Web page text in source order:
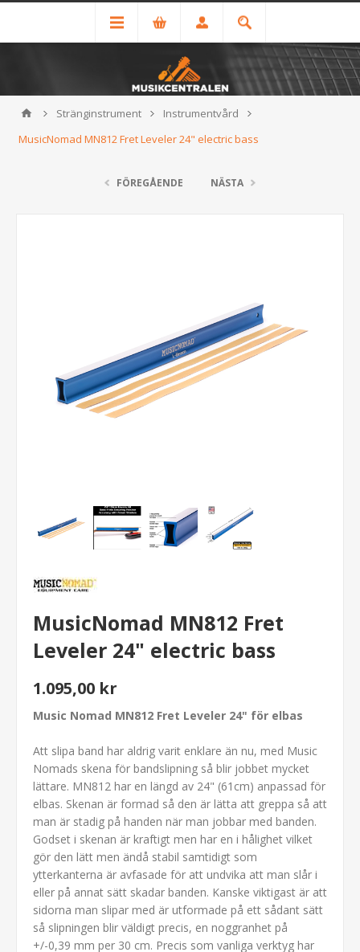
Stränginstrument
Instrumentvård
MusicNomad MN812 Fret Leveler 24" electric bass
FÖREGÅENDE NÄSTA
MusicNomad MN812 Fret
Leveler 24" electric bass
1.095,00 kr
Music Nomad MN812 Fret Leveler 24" för elbas
Att slipa band har aldrig varit enklare än nu, med Music
Nomads skena för bandslipning så blir jobbet mycket
lättare. MN812 har en längd av 24" (61cm) anpassad för
elbas. Skenan är formad så den är lätta att greppa så att
man är stadig på handen när man jobbar med banden.
Godset i skenan är kraftigt men har en i hålighet vilket
gör den lätt men ändå stabil samtidigt som
ytterkanterna är avfasade för att undvika att man slår i
eller på annat sätt skadar banden. Kanske viktigast är att
sidorna man slipar med är utformade på ett sådant sätt
så slipningen blir väldigt precis, en noggranhet på
+/-0,39 mm per 30 cm. Precis som vanliga verktyg har